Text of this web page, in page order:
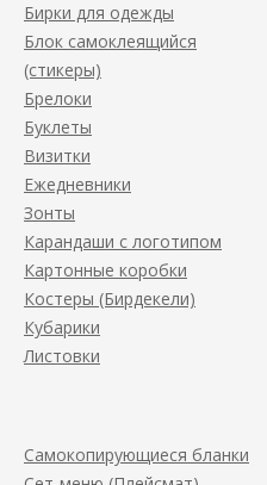
Бирки для одежды
Блок самоклеящийся
(стикеры)
Брелоки
Буклеты
Визитки
Ежедневники
Зонты
Карандаши с логотипом
Картонные коробки
Костеры (Бирдекели)
Кубарики
Листовки
Самокопирующиеся бланки